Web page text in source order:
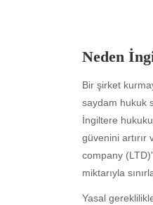
Neden
Bir şirket
saydam hukuk
İngiltere
güvenini artırır
company
miktarıyla
Yasal